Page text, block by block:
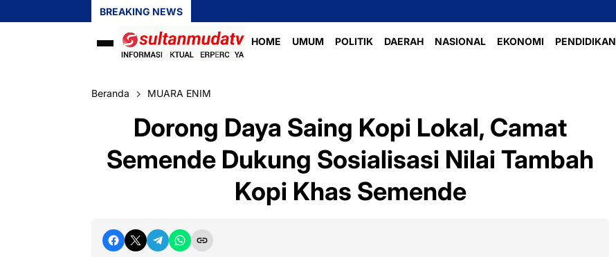
BREAKING NEWS
HOME UMUM POLITIK DAERAH NASIONAL EKONOMI PENDIDIKAN
Beranda MUARA ENIM
Dorong Daya Saing Kopi Lokal, Camat
Semende Dukung Sosialisasi Nilai Tambah
Kopi Khas Semende